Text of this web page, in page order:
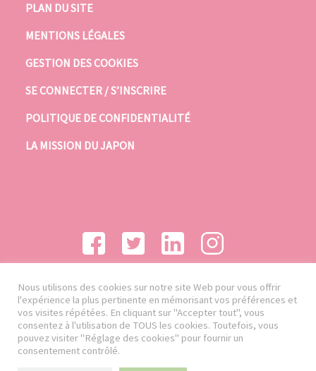
PLAN DU SITE
MENTIONS LÉGALES
GESTION DES COOKIES
SE CONNECTER / S’INSCRIRE
POLITIQUE DE CONFIDENTIALITÉ
LA MISSION DU JAPON
Nous utilisons des cookies sur notre site Web pour vous offrir
l'expérience la plus pertinente en mémorisant vos préférences et
vos visites répétées. En cliquant sur "Accepter tout", vous
consentez à l'utilisation de TOUS les cookies. Toutefois, vous
pouvez visiter "Réglage des cookies" pour fournir un
consentement contrôlé.